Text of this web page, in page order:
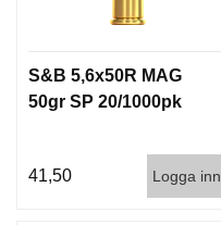
S&B 5,6x50R MAG
50gr SP 20/1000pk
41,50 Logga inn